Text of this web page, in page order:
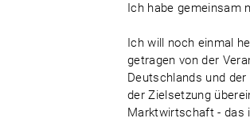
Ich habe gemeinsam
Ich will noch einmal
getragen von der
Deutschlands und
der Zielsetzung
Marktwirtschaft - das